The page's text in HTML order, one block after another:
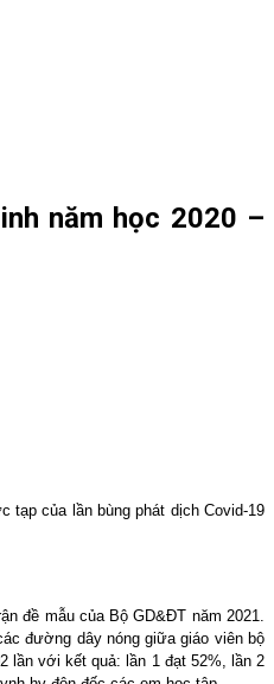
năm học 2020 –
tạp của lần bùng phát dịch Covid-19
đề mẫu của Bộ GD&ĐT năm 2021.
đường dây nóng giữa giáo viên bộ
lần với kết quả: lần 1 đạt 52%, lần 2